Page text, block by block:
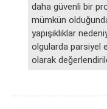
daha güvenli bir
mümkün
yapışıklıklar
olgularda parsiyel
olarak